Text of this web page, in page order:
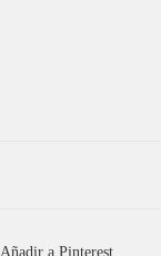
Añadir a Pinterest